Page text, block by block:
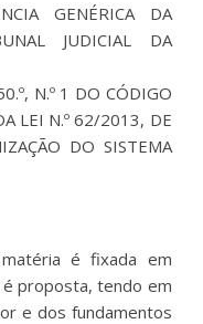
GENÉRICA DA
JUDICIAL DA
N.º 1 DO CÓDIGO
LEI N.º 62/2013, DE
DO SISTEMA
é fixada em
proposta, tendo em
e dos fundamentos